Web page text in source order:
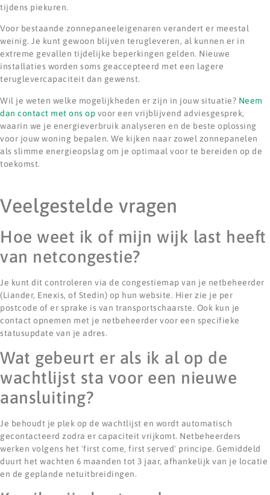
tijdens piekuren.
Voor bestaande zonnepaneeleigenaren verandert er meestal
weinig. Je kunt gewoon blijven terugleveren, al kunnen er in
extreme gevallen tijdelijke beperkingen gelden. Nieuwe
installaties worden soms geaccepteerd met een lagere
teruglevercapaciteit dan gewenst.
Wil je weten welke mogelijkheden er zijn in jouw situatie? Neem
dan contact met ons op voor een vrijblijvend adviesgesprek,
waarin we je energieverbruik analyseren en de beste oplossing
voor jouw woning bepalen. We kijken naar zowel zonnepanelen
als slimme energieopslag om je optimaal voor te bereiden op de
toekomst.
Veelgestelde vragen
Hoe weet ik of mijn wijk last heeft
van netcongestie?
Je kunt dit controleren via de congestiemap van je netbeheerder
(Liander, Enexis, of Stedin) op hun website. Hier zie je per
postcode of er sprake is van transportschaarste. Ook kun je
contact opnemen met je netbeheerder voor een specifieke
statusupdate van je adres.
Wat gebeurt er als ik al op de
wachtlijst sta voor een nieuwe
aansluiting?
Je behoudt je plek op de wachtlijst en wordt automatisch
gecontacteerd zodra er capaciteit vrijkomt. Netbeheerders
werken volgens het 'first come, first served' principe. Gemiddeld
duurt het wachten 6 maanden tot 3 jaar, afhankelijk van je locatie
en de geplande netuitbreidingen.